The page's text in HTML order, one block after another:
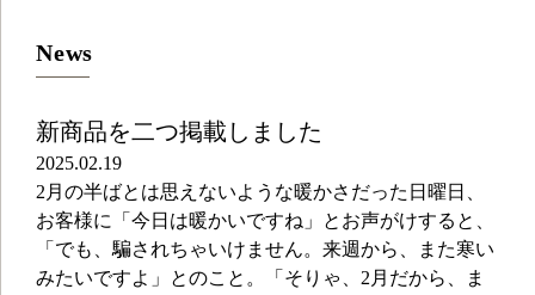
News
新商品を二つ掲載しました
2025.02.19
2月の半ばとは思えないような暖かさだった日曜日、
お客様に「今日は暖かいですね」とお声がけすると、
「でも、騙されちゃいけません。来週から、また寒い
みたいですよ」とのこと。「そりゃ、2月だから、ま